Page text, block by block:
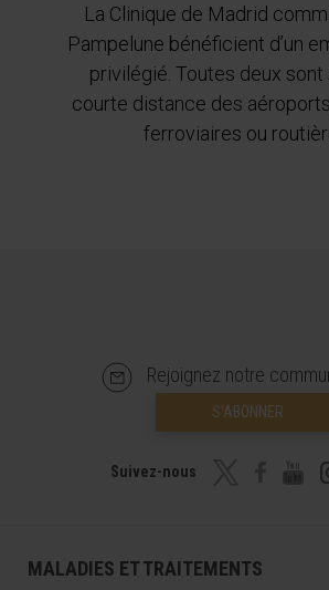
La Clinique de Madrid
Pampelune bénéficient d’un
privilégié. Toutes deux sont
courte distance des
ferroviaires ou
Rejoignez notre
S’ABONNER
Suivez-nous
MALADIES ET TRAITEMENTS